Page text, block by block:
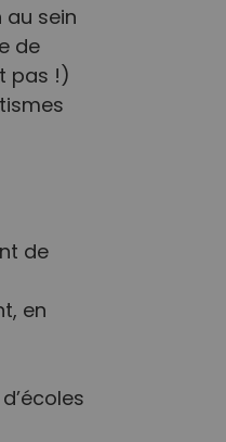
au sein
de
pas !)
de
en